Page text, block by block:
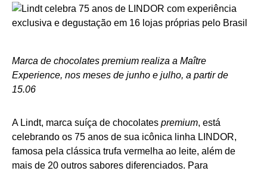
Marca de chocolates premium realiza a Maître
Experience, nos meses de junho e julho, a partir de
15.06
A Lindt, marca suíça de chocolates premium, está
celebrando os 75 anos de sua icônica linha LINDOR,
famosa pela clássica trufa vermelha ao leite, além de
mais de 20 outros sabores diferenciados. Para